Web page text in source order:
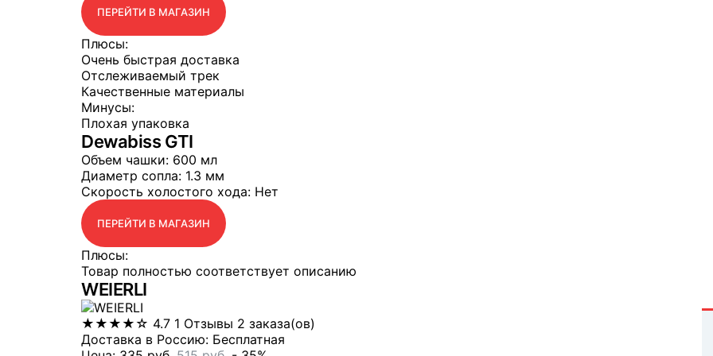
ПЕРЕЙТИ В МАГАЗИН
Плюсы:
Очень быстрая доставка
Отслеживаемый трек
Качественные материалы
Минусы:
Плохая упаковка
Dewabiss GTI
Объем чашки: 600 мл
Диаметр сопла: 1.3 мм
Скорость холостого хода: Нет
ПЕРЕЙТИ В МАГАЗИН
Плюсы:
Товар полностью соответствует описанию
WEIERLI
★ ★ ★ ★ ☆ 4.7 1 Отзывы 2 заказа(ов)
Доставка в Россию: Бесплатная